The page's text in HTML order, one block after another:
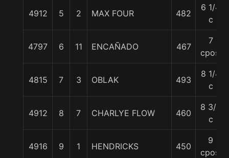
4912 5 2 MAX FOUR 482
6 1/4
c
4797 6 11 ENCAÑADO 467
7
cpos.
4815 7 3 OBLAK 493
8 1/4
c
4912 8 7 CHARLYE FLOW 460
8 3/4
c
4916 9 1 HENDRICKS 450
9
cpos.